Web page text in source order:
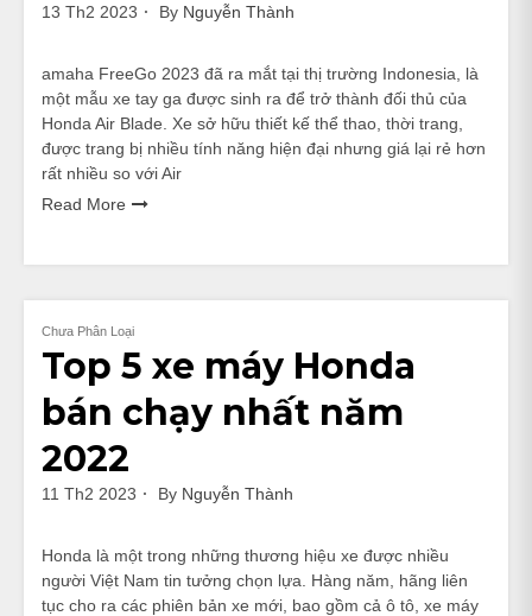
13 Th2 2023 By Nguyễn Thành
amaha FreeGo 2023 đã ra mắt tại thị trường Indonesia, là
một mẫu xe tay ga được sinh ra để trở thành đối thủ của
Honda Air Blade. Xe sở hữu thiết kế thể thao, thời trang,
được trang bị nhiều tính năng hiện đại nhưng giá lại rẻ hơn
rất nhiều so với Air
Read More
Chưa Phân Loại
Top 5 xe máy Honda
bán chạy nhất năm
2022
11 Th2 2023 By Nguyễn Thành
Honda là một trong những thương hiệu xe được nhiều
người Việt Nam tin tưởng chọn lựa. Hàng năm, hãng liên
tục cho ra các phiên bản xe mới, bao gồm cả ô tô, xe máy